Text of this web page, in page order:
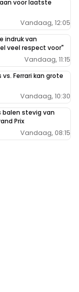
voor laatste
Vandaag, 12:05
indruk van
veel respect voor"
Vandaag, 11:15
Ferrari kan grote
Vandaag, 10:30
balen stevig van
Prix
Vandaag, 08:15